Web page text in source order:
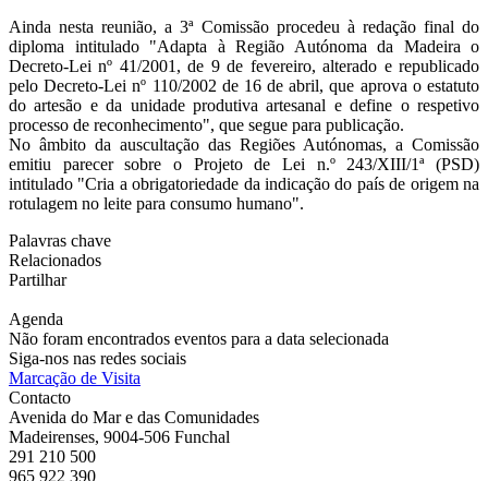
Ainda nesta reunião, a 3ª Comissão procedeu à redação final do
diploma intitulado "Adapta à Região Autónoma da Madeira o
Decreto-Lei nº 41/2001, de 9 de fevereiro, alterado e republicado
pelo Decreto-Lei nº 110/2002 de 16 de abril, que aprova o estatuto
do artesão e da unidade produtiva artesanal e define o respetivo
processo de reconhecimento", que segue para publicação.
No âmbito da auscultação das Regiões Autónomas, a Comissão
emitiu parecer sobre o Projeto de Lei n.º 243/XIII/1ª (PSD)
intitulado "Cria a obrigatoriedade da indicação do país de origem na
rotulagem no leite para consumo humano".
Palavras chave
Relacionados
Partilhar
Agenda
Não foram encontrados eventos para a data selecionada
Siga-nos nas redes sociais
Marcação de Visita
Contacto
Avenida do Mar e das Comunidades
Madeirenses, 9004-506 Funchal
291 210 500
965 922 390